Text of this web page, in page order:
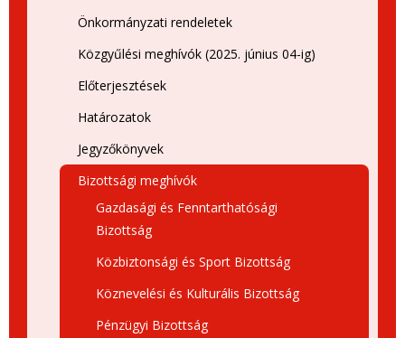
Önkormányzati rendeletek
Közgyűlési meghívók (2025. június 04-ig)
Előterjesztések
Határozatok
Jegyzőkönyvek
Bizottsági meghívók
Gazdasági és Fenntarthatósági
Bizottság
Közbiztonsági és Sport Bizottság
Köznevelési és Kulturális Bizottság
Pénzügyi Bizottság